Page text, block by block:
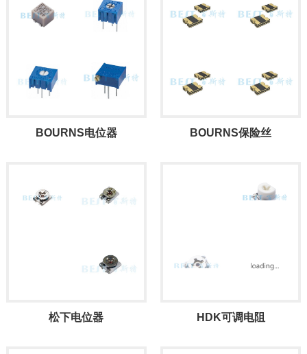
BOURNS电位器 BOURNS保险丝
松下电位器 HDK可调电阻